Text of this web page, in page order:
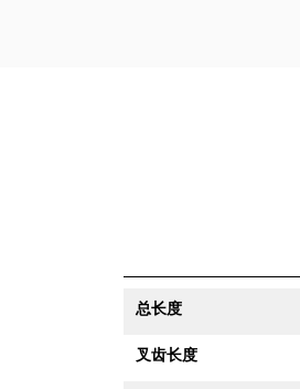
总长度
叉齿长度